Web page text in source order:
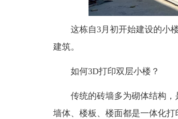
这栋自3月初开始建设的小
建筑。
如何3D打印双层小楼？
传统的砖墙多为砌体结构，
墙体、楼板、楼面都是一体化